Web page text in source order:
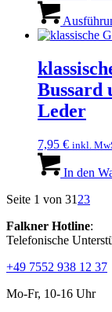
Bussard
Leder
7,95 € inkl.
In den
Seite 1 von 31 23
Falkner Hotline:
Telefonische
+49 7552 938 12 37
Mo-Fr, 10-16 Uhr